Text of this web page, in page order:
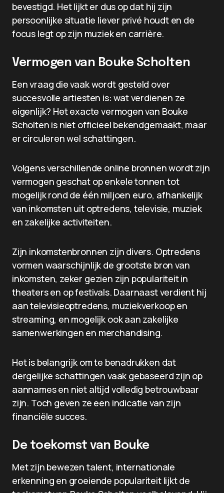
bevestigd. Het lijkt er dus op dat hij zijn
persoonlijke situatie liever privé houdt en de
focus legt op zijn muziek en carrière.
Vermogen van Bouke Scholten
Een vraag die vaak wordt gesteld over
succesvolle artiesten is: wat verdienen ze
eigenlijk? Het exacte vermogen van Bouke
Scholten is niet officieel bekendgemaakt, maar
er circuleren wel schattingen.
Volgens verschillende online bronnen wordt zijn
vermogen geschat op enkele tonnen tot
mogelijk rond de één miljoen euro, afhankelijk
van inkomsten uit optredens, televisie, muziek
en zakelijke activiteiten.
Zijn inkomstenbronnen zijn divers. Optredens
vormen waarschijnlijk de grootste bron van
inkomsten, zeker gezien zijn populariteit in
theaters en op festivals. Daarnaast verdient hij
aan televisieoptredens, muziekverkoop en
streaming, en mogelijk ook aan zakelijke
samenwerkingen en merchandising.
Het is belangrijk om te benadrukken dat
dergelijke schattingen vaak gebaseerd zijn op
aannames en niet altijd volledig betrouwbaar
zijn. Toch geven ze een indicatie van zijn
financiële succes.
De toekomst van Bouke
Met zijn bewezen talent, internationale
erkenning en groeiende populariteit lijkt de